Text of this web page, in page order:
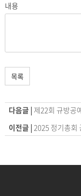
내용
목록
다음글 | 제22회 규방공
이전글 | 2025 정기총회